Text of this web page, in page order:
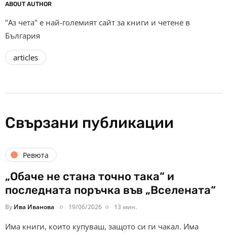
ABOUT AUTHOR
"Аз чета" е най-големият сайт за книги и четене в
България
articles
Свързани публикации
Ревюта
„Обаче не стана точно така“ и
последната поръчка във „Вселената“
By Ива Иванова 19/06/2026 13 мин.
Има книги, които купуваш, защото си ги чакал. Има